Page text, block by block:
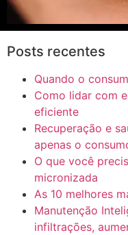
Posts recentes
Quando o
Como lidar com
eficiente
Recuperação e
apenas o
O que você
micronizada
As 10 melhores
Manutenção
infiltrações,